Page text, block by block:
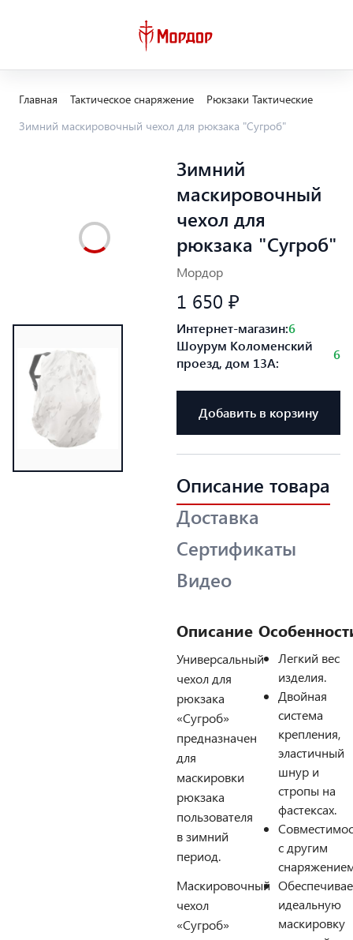
Главная Тактическое снаряжение
Рюкзаки Тактические
Зимний маскировочный чехол для рюкзака "Сугроб"
Зимний
маскировочный
чехол для
рюкзака "Сугроб"
Мордор
1 650 ₽
Интернет-магазин:6
Шоурум Коломенский
проезд, дом 13А:
6
Добавить в корзину
Описание товара
Доставка
Сертификаты
Видео
Описание
Универсальный
чехол для
рюкзака
«Сугроб»
предназначен
для
маскировки
рюкзака
пользователя
в зимний
период.
Маскировочный
чехол
«Сугроб»
Легкий вес
изделия.
Двойная
система
крепления,
эластичный
шнур и
стропы на
фастексах.
с другим
идеальную
маскировку